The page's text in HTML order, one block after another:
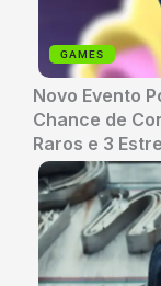
GAMES
Novo Evento
Chance de
Raros e 3